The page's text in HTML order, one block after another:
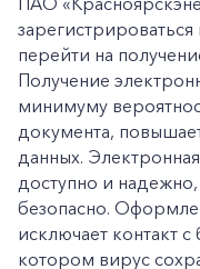
перейти на
Получение
минимуму
документа,
данных.
доступно и
безопасно.
исключает контакт
котором вирус